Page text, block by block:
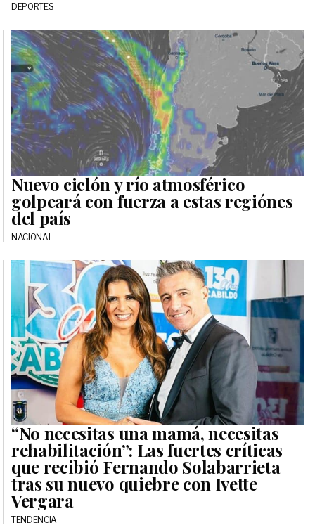
DEPORTES
Nuevo ciclón y río atmosférico
golpeará con fuerza a estas regiónes
del país
NACIONAL
“No necesitas una mamá, necesitas
rehabilitación”: Las fuertes críticas
que recibió Fernando Solabarrieta
tras su nuevo quiebre con Ivette
Vergara
TENDENCIA